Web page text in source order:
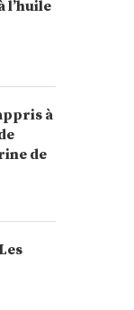
l’huile
à
de